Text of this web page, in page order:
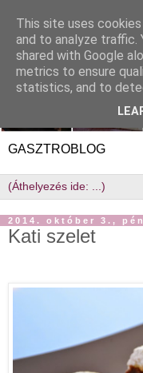
GASZTROBLOG
2014. október 3.,
Kati szelet
This site uses
and to analyze traffic.
shared with Google
metrics to ensure
statistics, and to